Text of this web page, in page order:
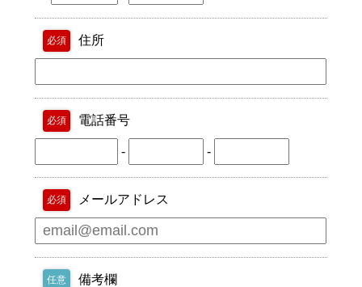
必須 住所
必須 電話番号
- -
必須 メールアドレス
任意 備考欄